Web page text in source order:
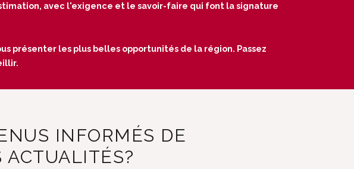
avec l'exigence et le savoir-faire qui font la signature
présenter les plus belles opportunités de la région. Passez
INFORMÉS DE
ACTUALITÉS?